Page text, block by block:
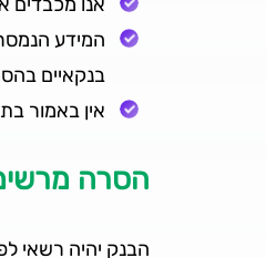
המידע
בנקאיים
אין באמור
הסרה
הבנק יהיה רשאי